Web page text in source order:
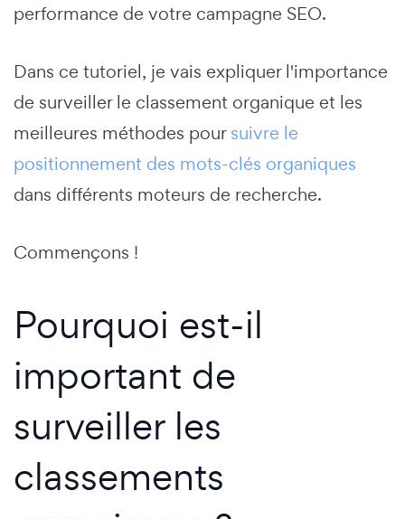
performance de votre campagne SEO.
Dans ce tutoriel, je vais expliquer l'importance
de surveiller le classement organique et les
meilleures méthodes poursuivre le
positionnement des mots-clés organiques
dans différents moteurs de recherche.
Commençons !
Pourquoi est-il
important de
surveiller les
classements